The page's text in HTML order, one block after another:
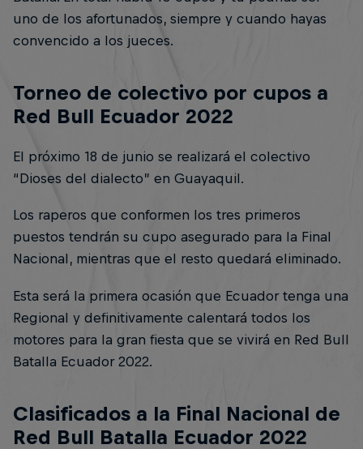
uno de los afortunados, siempre y cuando hayas
convencido a los jueces.
Torneo de colectivo por cupos a
Red Bull Ecuador 2022
El próximo 18 de junio se realizará el colectivo
“Dioses del dialecto” en Guayaquil.
Los raperos que conformen los tres primeros
puestos tendrán su cupo asegurado para la Final
Nacional, mientras que el resto quedará eliminado.
Esta será la primera ocasión que Ecuador tenga una
Regional y definitivamente calentará todos los
motores para la gran fiesta que se vivirá en Red Bull
Batalla Ecuador 2022.
Clasificados a la Final Nacional de
Red Bull Batalla Ecuador 2022